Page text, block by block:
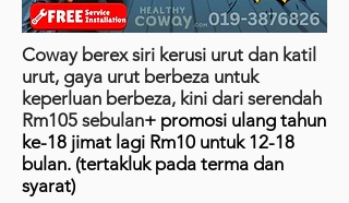
Coway berex siri kerusi urut dan katil
urut, gaya urut berbeza untuk
keperluan berbeza, kini dari serendah
Rm105 sebulan+ promosi ulang tahun
ke-18 jimat lagi Rm10 untuk 12-18
bulan. (tertakluk pada terma dan
syarat)